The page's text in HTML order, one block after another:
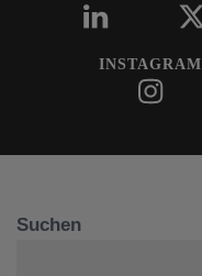
INSTAGRAM
Suchen